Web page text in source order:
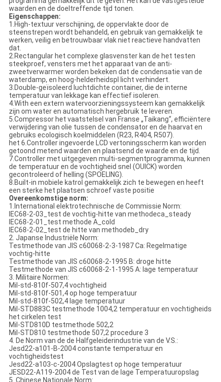
waarden en de doeltreffende tijd tonen.
Eigenschappen:
1.High-textuur verschijning, de oppervlakte door de
steenstrepen wordt behandeld, en gebruik van gemakkelijk te
werken, veilig en betrouwbaar vlak niet reactieve handvatten
dat.
2.Rectangular het complexe glasvenster kan de het testen
steekproef, vensters met het apparaat van de anti-
zweetverwarmer worden bekeken dat de condensatie van de
waterdamp, en hoog-helderheidspl licht verhindert.
3.Double-geïsoleerd luchtdichte container, die de interne
temperatuur van lekkage kan effectief isoleren.
4.With een extern watervoorzieningssysteem kan gemakkelijk
zijn om water en automatisch hergebruik te leveren.
5.Compressor het vaatstelsel van Franse „Taikang“, efficiëntere
verwijdering van olie tussen de condensator en de haarvat en
gebruiks ecologisch koelmiddelen (R23, R404, R507).
het 6.Controller ingevoerde LCD vertoningsscherm kan worden
getoond metend waarden en plaatsend de waarde en de tijd.
7.Controller met uitgegeven multi-segmentprogramma, kunnen
de temperatuur en de vochtigheid snel (OUICK) worden
gecontroleerd of helling (SPOELING).
8.Built-in mobiele katrol gemakkelijk zich te bewegen en heeft
een sterke het plaatsen schroef vaste positie
Overeenkomstige norm:
1.International elektrotechnische de Commissie Norm:
IEC68-2-03_test de vochtig-hitte van methodeca_steady
IEC68-2-01_test methode A_cold
IEC68-2-02_test de hitte van methodeb_dry
2. Japanse Industriële Norm:
Testmethode van JIS c60068-2-3-1987 Ca: Regelmatige
vochtig-hitte
Testmethode van JIS c60068-2-1995 B: droge hitte
Testmethode van JIS c60068-2-1-1995 A: lage temperatuur
3. Militaire Normen:
Mil-std-810f-507,4 vochtigheid
Mil-std-810f-501,4 op hoge temperatuur
Mil-std-810f-502,4 lage temperatuur
Mil-STD883C testmethode 1004,2 temperatuur en vochtigheids
het cirkelen test
Mil-STD810D testmethode 502,2
Mil-STD810 testmethode 507,2 procedure 3
4. De Norm van de de Halfgeleiderindustrie van de V.S.:
Jesd22-a101-B-2004 constante temperatuur en
vochtigheidstest
Jesd22-a103-c-2004 Opslagtest op hoge temperatuur
JESD22-A119-2004 de Test van de lage Temperatuuropslag
5. Chinese Nationale Norm: